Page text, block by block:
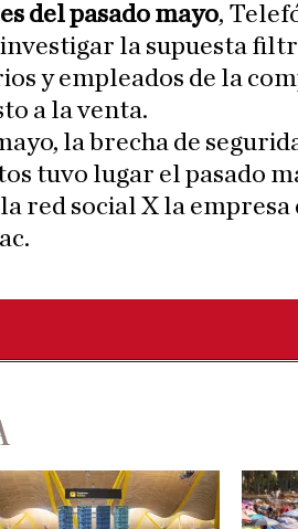
del pasado mayo,
la supuesta
y empleados de la
a la venta.
la brecha de
tuvo lugar el pasado
red social X la empresa